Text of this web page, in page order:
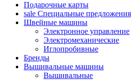
Подарочные карты
sale Специальные предложения
Швейные машины
Электронное управление
Электромеханические
Иглопробивные
Бренды
Вышивальные машины
Вышивальные